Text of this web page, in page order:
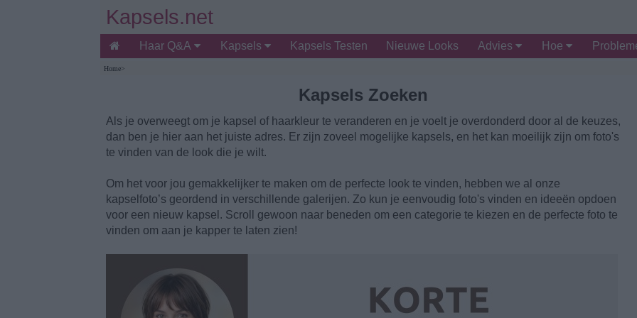
Kapsels.net
Haar Q&A Kapsels Kapsels Testen Nieuwe Looks Advies Hoe
Home>
Kapsels Zoeken
Als je overweegt om je kapsel of haarkleur te veranderen en je voelt je overdonderd door al de keuzes,
dan ben je hier aan het juiste adres. Er zijn zoveel mogelijke kapsels, en het kan moeilijk zijn om foto's
te vinden van de look die je wilt.
Om het voor jou gemakkelijker te maken om de perfecte look te vinden, hebben we al onze
kapselfoto’s geordend in verschillende galerijen. Zo kun je eenvoudig foto's vinden en ideeën opdoen
voor een nieuw kapsel. Scroll gewoon naar beneden om een categorie te kiezen en de perfecte foto te
vinden om aan je kapper te laten zien!